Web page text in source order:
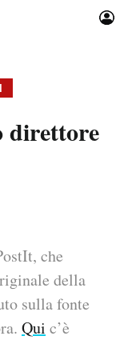
direttore
che
della
sulla fonte
Qui c’è